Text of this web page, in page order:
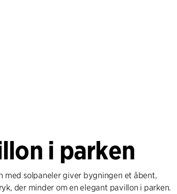
i parken
med solpaneler giver bygningen et åbent,
der minder om en elegant pavillon i parken.